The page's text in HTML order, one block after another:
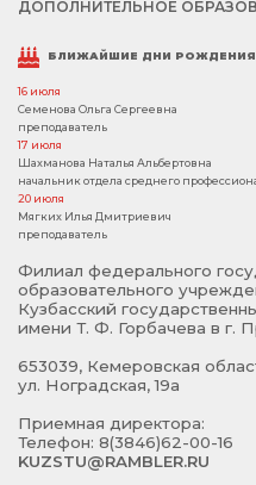
ДОПОЛНИТЕЛЬНОЕ
БЛИЖАЙШИЕ ДНИ РОЖДЕНИЯ
16 июля
Семенова Ольга Сергеевна
преподаватель
17 июля
Шахманова Наталья Альбертовна
начальник отдела среднего
20 июля
Мягких Илья Дмитриевич
преподаватель
Филиал федерального
образовательного
Кузбасский
имени Т. Ф. Горбачева в г.
653039, Кемеровская
ул. Ноградская, 19а
Приемная директора:
Телефон: 8(3846)62-00-16
KUZSTU@RAMBLER.RU